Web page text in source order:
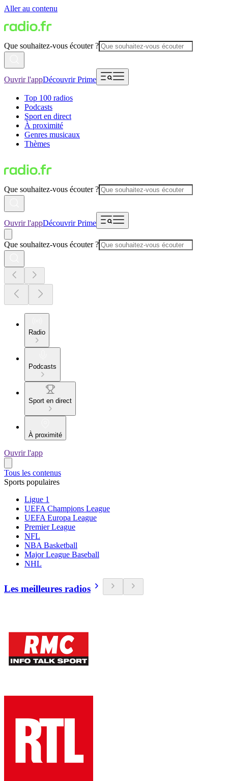
Aller au contenu
Que souhaitez-vous écouter ?
Ouvrir l'appDécouvrir Prime
Top 100 radios
Podcasts
Sport en direct
À proximité
Genres musicaux
Thèmes
Que souhaitez-vous écouter ?
Ouvrir l'appDécouvrir Prime
Que souhaitez-vous écouter ?
Radio
Podcasts
Sport en direct
À proximité
Ouvrir l'app
Tous les contenus
Sports populaires
Ligue 1
UEFA Champions League
UEFA Europa League
Premier League
NFL
NBA Basketball
Major League Baseball
NHL
Les meilleures radios